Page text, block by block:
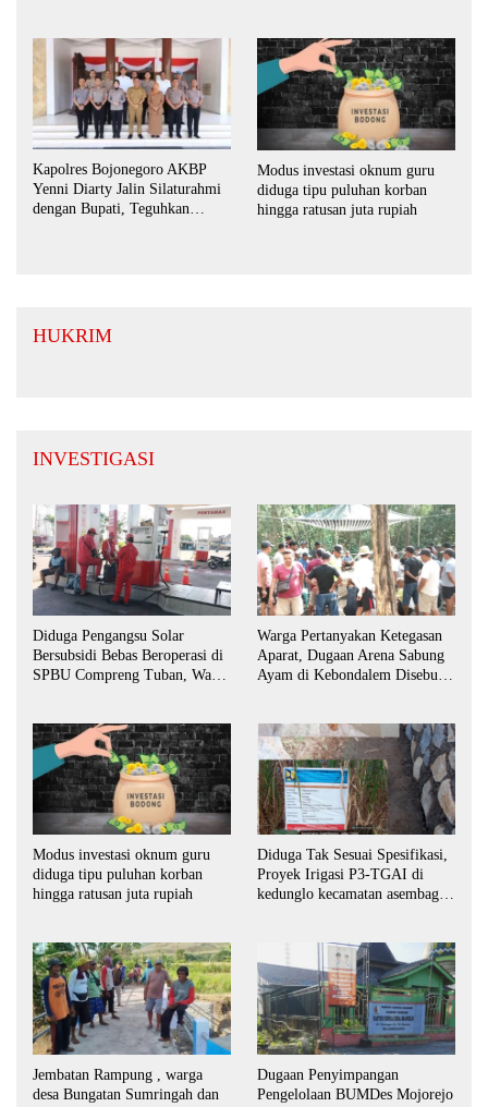
Kapolres Bojonegoro AKBP
Yenni Diarty Jalin Silaturahmi
dengan Bupati, Teguhkan
Modus investasi oknum guru
diduga tipu puluhan korban
hingga ratusan juta rupiah
HUKRIM
INVESTIGASI
Diduga Pengangsu Solar
Bersubsidi Bebas Beroperasi di
SPBU Compreng Tuban, Warga
Warga Pertanyakan Ketegasan
Aparat, Dugaan Arena Sabung
Ayam di Kebondalem Disebut
Modus investasi oknum guru
diduga tipu puluhan korban
hingga ratusan juta rupiah
Diduga Tak Sesuai Spesifikasi,
Proyek Irigasi P3-TGAI di
kedunglo kecamatan asembagus
Jembatan Rampung , warga
desa Bungatan Sumringah dan
Dugaan Penyimpangan
Pengelolaan BUMDes Mojorejo